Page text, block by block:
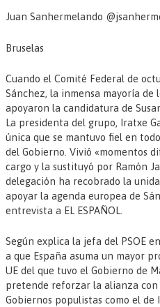
Juan Sanhermelando
Bruselas
Cuando el Comité Federal de
Sánchez, la inmensa mayoría de
apoyaron la candidatura de
La presidenta del grupo, Iratxe
única que se mantuvo fiel en
del Gobierno. Vivió «momentos
cargo y la sustituyó por Ramón
delegación ha recobrado la
apoyar la agenda europea de
entrevista a EL ESPAÑOL.
Según explica la jefa del PSOE
a que España asuma un mayor
UE del que tuvo el Gobierno de
pretende reforzar la alianza
Gobiernos populistas como el